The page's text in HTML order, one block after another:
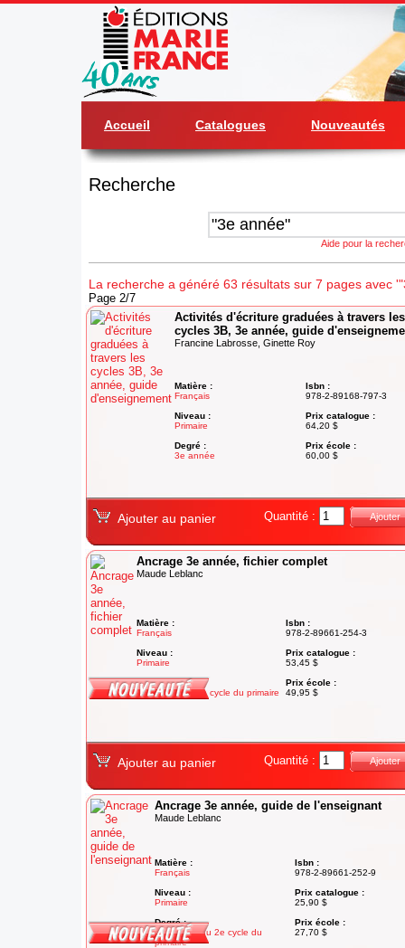
Accueil Catalogues Nouveautés
Recherche
Aide pour la
La recherche a généré 63 résultats sur 7 pages avec
Page 2/7
Activités d'écriture graduées à travers les
cycles 3B, 3e année, guide
Francine Labrosse, Ginette Roy
Matière :
Français
Niveau :
Primaire
Degré :
3e année
Isbn :
978-2-89168-797-3
Prix catalogue :
64,20 $
Prix école :
60,00 $
Ajouter au panier Quantité : Ajouter
Ancrage 3e année, fichier complet
Maude Leblanc
Matière :
Français
Niveau :
Primaire
Degré :
1re année du 2e cycle du primaire
Isbn :
978-2-89661-254-3
Prix catalogue :
53,45 $
Prix école :
49,95 $
Ajouter au panier Quantité : Ajouter
Ancrage 3e année, guide de l'enseignant
Maude Leblanc
Matière :
Français
Niveau :
Primaire
Degré :
1re année du 2e cycle du
primaire
Isbn :
978-2-89661-252-9
Prix catalogue :
25,90 $
Prix école :
27,70 $